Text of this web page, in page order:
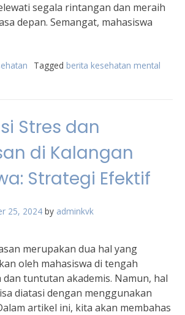
segala rintangan dan meraih
depan. Semangat, mahasiswa
Tagged berita kesehatan mental
Stres dan
di Kalangan
Strategi Efektif
25, 2024 by adminkvk
merupakan dua hal yang
oleh mahasiswa di tengah
tuntutan akademis. Namun, hal
diatasi dengan menggunakan
artikel ini, kita akan membahas